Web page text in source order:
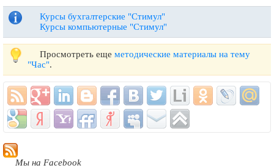
Курсы бухгалтерские "Стимул"
Курсы компьютерные "Стимул"
Просмотреть еще методические материалы на тему
"Час".
Мы на Facebook